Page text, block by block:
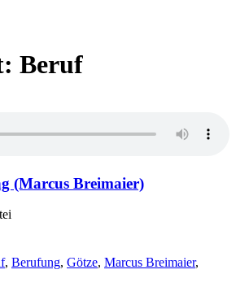
Beruf
(Marcus Breimaier)
, Berufung, Götze, Marcus Breimaier,